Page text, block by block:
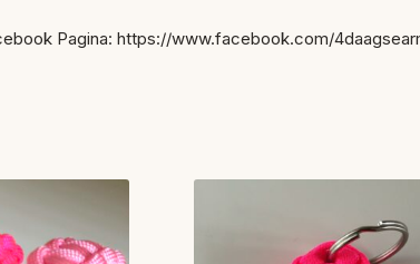
Pagina: https://www.facebook.com/